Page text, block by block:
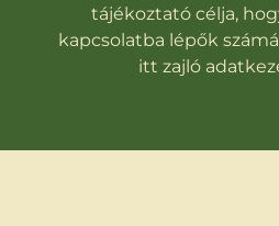
tájékoztató célja,
kapcsolatba lépők
itt zajló